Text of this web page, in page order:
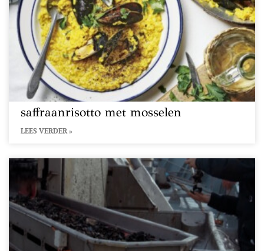
saffraanrisotto met mosselen
LEES VERDER »